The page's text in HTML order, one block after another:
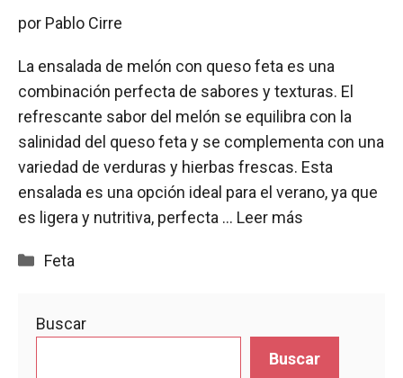
por Pablo Cirre
La ensalada de melón con queso feta es una
combinación perfecta de sabores y texturas. El
refrescante sabor del melón se equilibra con la
salinidad del queso feta y se complementa con una
variedad de verduras y hierbas frescas. Esta
ensalada es una opción ideal para el verano, ya que
es ligera y nutritiva, perfecta … Leer más
Categorías
Feta
Buscar
Buscar